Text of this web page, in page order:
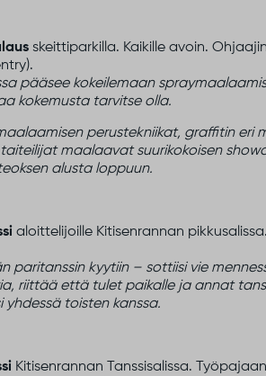
skeittiparkilla. Kaikille avoin.
pääsee kokeilemaan
kokemusta tarvitse olla.
perustekniikat, graffitin
maalaavat suurikokoisen
alusta loppuun.
aloittelijoille Kitisenrannan
paritanssin kyytiin – sottiisi vie
riittää että tulet paikalle ja annat
toisten kanssa.
Kitisenrannan Tanssisalissa.